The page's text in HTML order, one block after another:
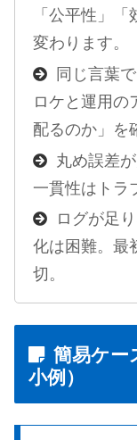
「公平性」
変わります。
同じ言葉
ロケと運用の
配るのか」を
丸め誤差
一貫性はトラ
ログが足
化は困難。最
切。
簡易ケー
小例）